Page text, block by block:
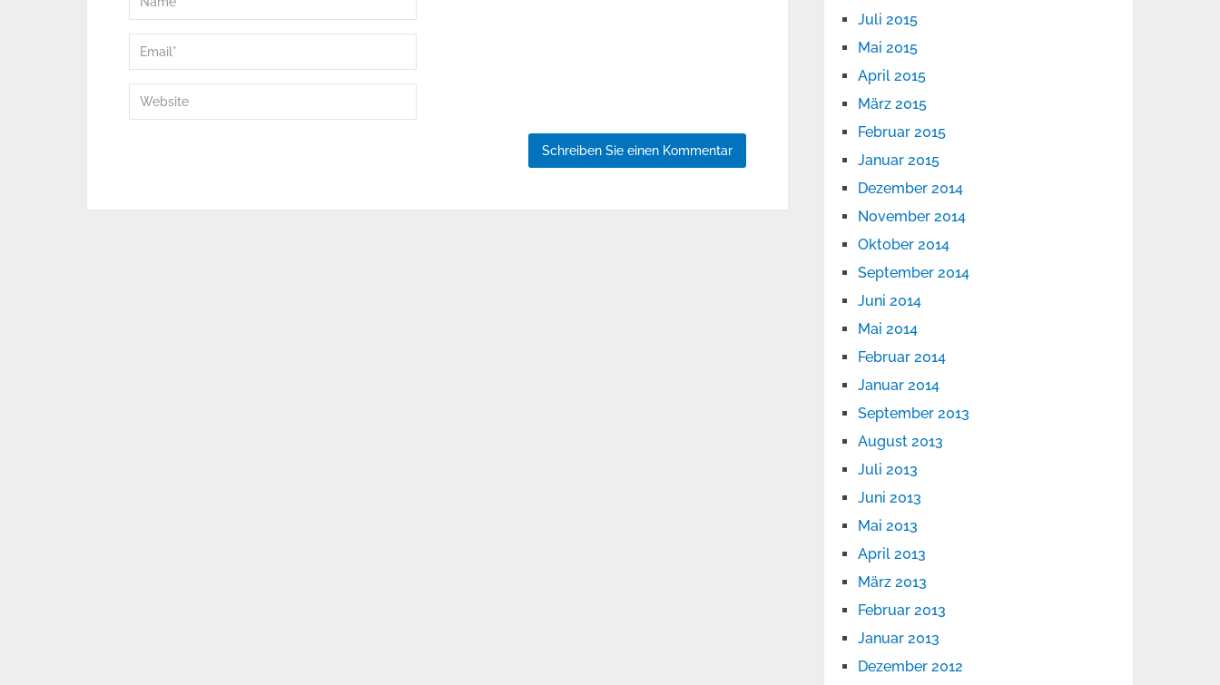
Juli 2015
Mai 2015
April 2015
März 2015
Februar 2015
Januar 2015
Dezember 2014
November 2014
Oktober 2014
September 2014
Juni 2014
Mai 2014
Februar 2014
Januar 2014
September 2013
August 2013
Juli 2013
Juni 2013
Mai 2013
April 2013
März 2013
Februar 2013
Januar 2013
Dezember 2012